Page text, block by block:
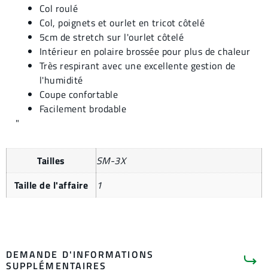
Col roulé
Col, poignets et ourlet en tricot côtelé
5cm de stretch sur l'ourlet côtelé
Intérieur en polaire brossée pour plus de chaleur
Très respirant avec une excellente gestion de
l'humidité
Coupe confortable
Facilement brodable
"
Tailles
SM-3X
Taille de l'affaire
1
DEMANDE D'INFORMATIONS
SUPPLÉMENTAIRES